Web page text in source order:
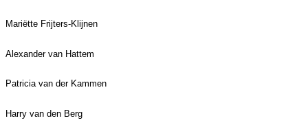
Mariëtte Frijters-Klijnen
Alexander van Hattem
Patricia van der Kammen
Harry van den Berg